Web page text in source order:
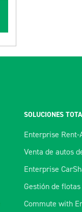
SOLUCIONES
Enterprise Rent-
Venta de autos
Enterprise
Gestión de
Commute with